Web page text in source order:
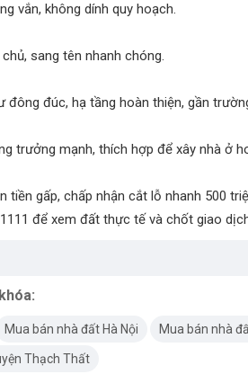
vắn, không dính quy hoạch.
sang tên nhanh chóng.
đông đúc, hạ tầng hoàn thiện, gần
trưởng mạnh, thích hợp để xây nhà ở
tiền gấp, chấp nhận cắt lỗ nhanh 500
để xem đất thực tế và chốt giao
Mua bán nhà đất Hà Nội Mua bán nhà
Thạch Thất